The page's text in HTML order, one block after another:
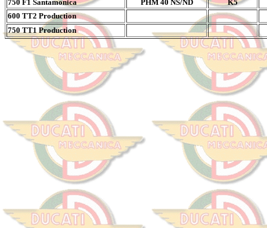
750 F1 Santamonica
PHM 40 NS/ND
K5
600 TT2 Production
750 TT1 Production